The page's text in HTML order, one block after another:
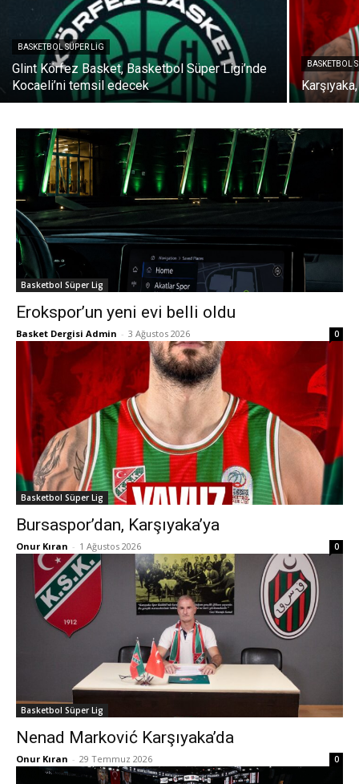
BASKETBOL SÜPER LIG
Glint Körfez Basket, Basketbol Süper Ligi’nde
Kocaeli’ni temsil edecek
BASKETBOL
Basketbol Süper Lig
Erokspor’un yeni evi belli oldu
Basket Dergisi Admin - 3 Ağustos 2026 0
Basketbol Süper Lig
Bursaspor’dan, Karşıyaka’ya
Onur Kıran - 1 Ağustos 2026 0
Basketbol Süper Lig
Nenad Marković Karşıyaka’da
Onur Kıran - 29 Temmuz 2026 0